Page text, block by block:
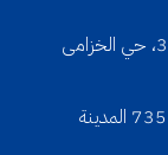
7357 طريق المدينة المنورة، حي الشرفية 7357 المدينة